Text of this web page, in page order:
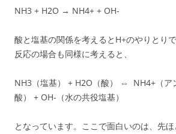
NH3 + H2O → NH4+ + OH-
酸と塩基の関係を考えるとH+のやりとり
反応の場合も同様に考えると、
NH3（塩基） + H2O（酸） ⇔ NH4+（ア
酸） + OH-（水の共役塩基）
となっています。ここで面白いのは、先